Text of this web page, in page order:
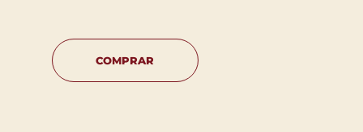
COMPRAR